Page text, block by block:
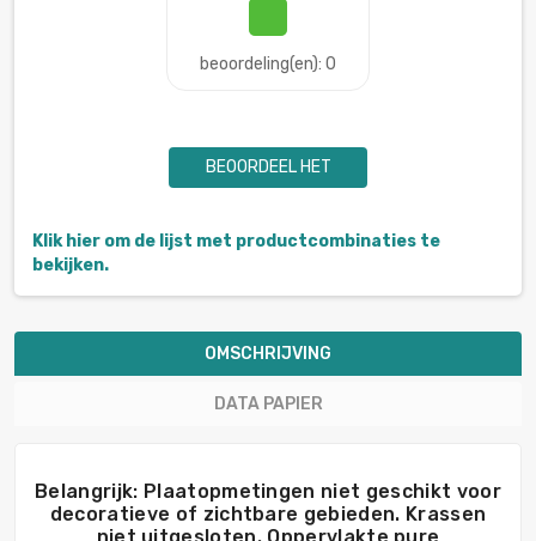
beoordeling(en): 0
BEOORDEEL HET
Klik hier om de lijst met productcombinaties te
bekijken.
OMSCHRIJVING
DATA PAPIER
Belangrijk: Plaatopmetingen niet geschikt voor
decoratieve of zichtbare gebieden. Krassen